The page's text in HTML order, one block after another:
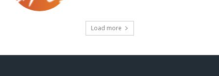
Load more